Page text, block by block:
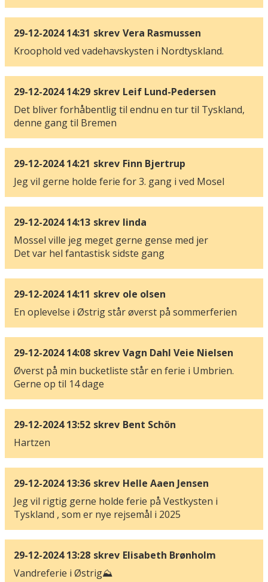
29-12-2024 14:31 skrev Vera Rasmussen
Kroophold ved vadehavskysten i Nordtyskland.
29-12-2024 14:29 skrev Leif Lund-Pedersen
Det bliver forhåbentlig til endnu en tur til Tyskland,
denne gang til Bremen
29-12-2024 14:21 skrev Finn Bjertrup
Jeg vil gerne holde ferie for 3. gang i ved Mosel
29-12-2024 14:13 skrev linda
Mossel ville jeg meget gerne gense med jer
Det var hel fantastisk sidste gang
29-12-2024 14:11 skrev ole olsen
En oplevelse i Østrig står øverst på sommerferien
29-12-2024 14:08 skrev Vagn Dahl Veie Nielsen
Øverst på min bucketliste står en ferie i Umbrien.
Gerne op til 14 dage
29-12-2024 13:52 skrev Bent Schön
Hartzen
29-12-2024 13:36 skrev Helle Aaen Jensen
Jeg vil rigtig gerne holde ferie på Vestkysten i
Tyskland , som er nye rejsemål i 2025
29-12-2024 13:28 skrev Elisabeth Brønholm
Vandreferie i Østrig⛰️